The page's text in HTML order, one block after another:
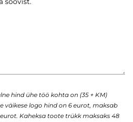
hind ühe töö kohta on (35 + KM)
väikese logo hind on 6 eurot, maksab
Kaheksa toote trükk maksaks 48